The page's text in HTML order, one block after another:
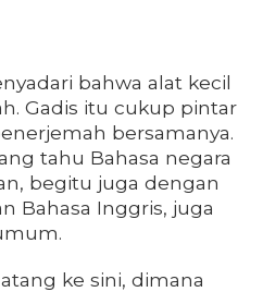
bahwa alat kecil
Gadis itu cukup pintar
bersamanya.
tahu Bahasa negara
begitu juga dengan
Bahasa Inggris, juga
ke sini, dimana